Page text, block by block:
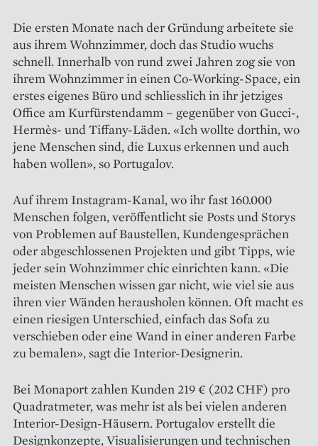
Die ersten Monate nach der Gründung arbeitete sie
aus ihrem Wohnzimmer, doch das Studio wuchs
schnell. Innerhalb von rund zwei Jahren zog sie von
ihrem Wohnzimmer in einen Co-Working-Space, ein
erstes eigenes Büro und schliesslich in ihr jetziges
Office am Kurfürstendamm – gegenüber von Gucci-,
Hermès- und Tiffany-Läden. «Ich wollte dorthin, wo
jene Menschen sind, die Luxus erkennen und auch
haben wollen», so Portugalov.
Auf ihrem Instagram-Kanal, wo ihr fast 160.000
Menschen folgen, veröffentlicht sie Posts und Storys
von Problemen auf Baustellen, Kundengesprächen
oder abgeschlossenen Projekten und gibt Tipps, wie
jeder sein Wohnzimmer chic einrichten kann. «Die
meisten Menschen wissen gar nicht, wie viel sie aus
ihren vier Wänden herausholen können. Oft macht es
einen riesigen Unterschied, einfach das Sofa zu
verschieben oder eine Wand in einer anderen Farbe
zu bemalen», sagt die Interior-Designerin.
Bei Monaport zahlen Kunden 219 € (202 CHF) pro
Quadratmeter, was mehr ist als bei vielen anderen
Interior-Design-Häusern. Portugalov erstellt die
Designkonzepte, Visualisierungen und technischen